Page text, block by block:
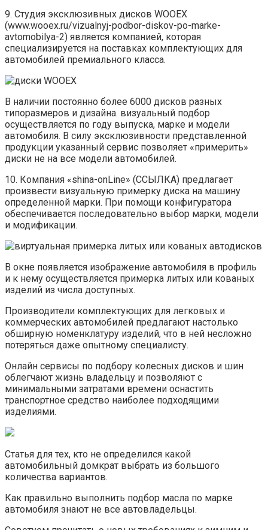
9. Студия эксклюзивных дисков WOOEX
(www.wooex.ru/vizualnyj-podbor-diskov-po-marke-
avtomobilya-2) является компанией, которая
специализируется на поставках комплектующих для
автомобилей премиального класса.
В наличии постоянно более 6000 дисков разных
типоразмеров и дизайна. визуальный подбор
осуществляется по году выпуска, марке и модели
автомобиля. В силу эксклюзивности представленной
продукции указанный сервис позволяет «примерить»
диски не на все модели автомобилей.
10. Компания «shina-onLine» (ССЫЛКА) предлагает
произвести визуальную примерку диска на машину
определенной марки. При помощи конфигуратора
обеспечивается последовательно выбор марки, модели
и модификации.
В окне появляется изображение автомобиля в профиль
и к нему осуществляется примерка литых или кованых
изделий из числа доступных.
Производители комплектующих для легковых и
коммерческих автомобилей предлагают настолько
обширную номенклатуру изделий, что в ней несложно
потеряться даже опытному специалисту.
Онлайн сервисы по подбору колесных дисков и шин
облегчают жизнь владельцу и позволяют с
минимальными затратами времени оснастить
транспортное средство наиболее подходящими
изделиями.
Статья для тех, кто не определился какой
автомобильный домкрат выбрать из большого
количества вариантов.
Как правильно выполнить подбор масла по марке
автомобиля знают не все автовладельцы.